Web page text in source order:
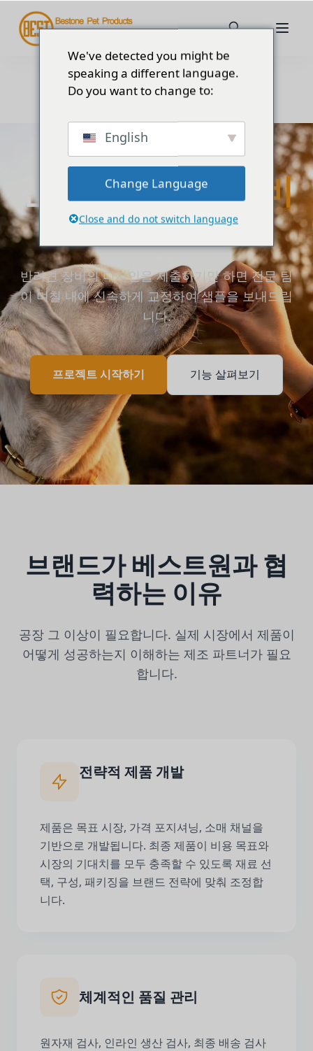
B2B OEM 및 ODM 제조업체
전문가반려견 장비
중국 제조업체
반려견 장비의 디자인을 제출하기만 하면 전문 팀
이 며칠 내에 신속하게 교정하여 샘플을 보내드립
니다.
프로젝트 시작하기 기능 살펴보기
브랜드가 베스트원과 협
력하는 이유
공장 그 이상이 필요합니다. 실제 시장에서 제품이
어떻게 성공하는지 이해하는 제조 파트너가 필요
합니다.
전략적 제품 개발
제품은 목표 시장, 가격 포지셔닝, 소매 채널을
기반으로 개발됩니다. 최종 제품이 비용 목표와
시장의 기대치를 모두 충족할 수 있도록 재료 선
택, 구성, 패키징을 브랜드 전략에 맞춰 조정합
니다.
체계적인 품질 관리
원자재 검사, 인라인 생산 검사, 최종 배송 검사
We've detected you might be
speaking a different language.
Do you want to change to:
English
Change Language
Close and do not switch language